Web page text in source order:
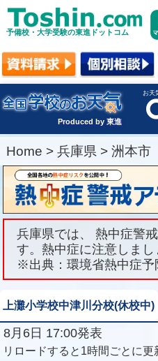
予備校・大学受験の東進ドットコム
Produced by 東進
お天
Home > 兵庫県 > 洲本市
兵庫県では、 熱中症警
す。熱中症に注意しまし
※出典：環境省熱中症予
上灘小学校中津川分校(休校中)
8月6日 17:00発表
リロードすると1時間ごとに更